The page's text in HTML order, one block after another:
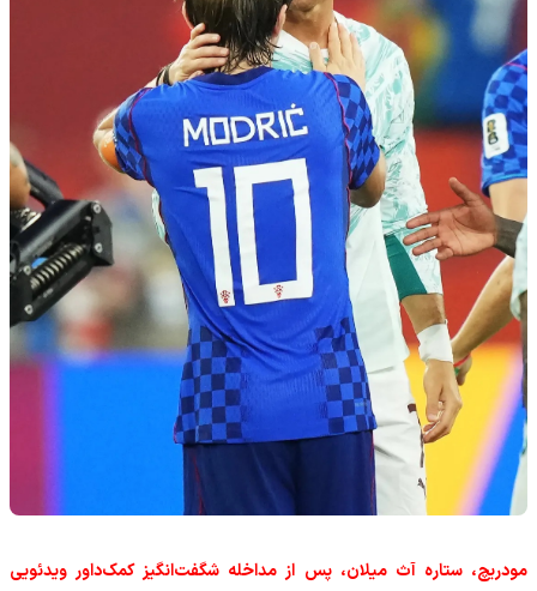
مودریچ، ستاره آث میلان، پس از مداخله شگفت‌انگیز کمک‌داور ویدئویی